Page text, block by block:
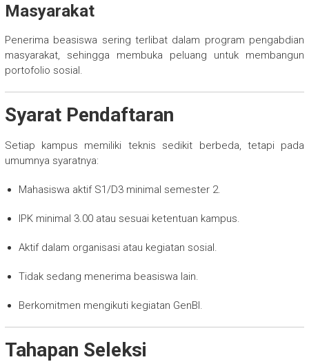
Masyarakat
Penerima beasiswa sering terlibat dalam program pengabdian
masyarakat, sehingga membuka peluang untuk membangun
portofolio sosial.
Syarat Pendaftaran
Setiap kampus memiliki teknis sedikit berbeda, tetapi pada
umumnya syaratnya:
Mahasiswa aktif S1/D3 minimal semester 2.
IPK minimal 3.00 atau sesuai ketentuan kampus.
Aktif dalam organisasi atau kegiatan sosial.
Tidak sedang menerima beasiswa lain.
Berkomitmen mengikuti kegiatan GenBI.
Tahapan Seleksi